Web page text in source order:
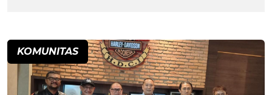
KOMUNITAS